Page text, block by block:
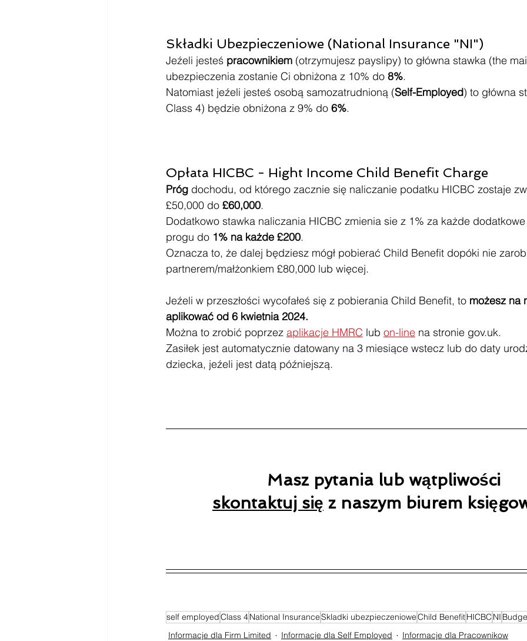
Składki Ubezpieczeniowe (National Insurance "NI")
Jeźeli jesteś pracownikiem (otrzymujesz payslipy) to główna stawka (the
ubezpieczenia zostanie Ci obniżona z 10% do 8%.
Natomiast jeźeli jesteś osobą samozatrudnioną (Self-Employed) to główna
Class 4) będzie obniżona z 9% do 6%.
Opłata HICBC - Hight Income Child Benefit Charge
Próg dochodu, od którego zacznie się naliczanie podatku HICBC zostaje
£50,000 do £60,000.
Dodatkowo stawka naliczania HICBC zmienia sie z 1% za każde
progu do 1% na każde £200.
Oznacza to, że dalej będziesz mógł pobierać Child Benefit dopóki nie
partnerem/małżonkiem £80,000 lub więcej.
Jeźeli w przeszłości wycofałeś się z pobierania Child Benefit, to możesz na
aplikować od 6 kwietnia 2024.
Można to zrobić poprzez aplikacje HMRC lub on-line na stronie gov.uk.
Zasiłek jest automatycznie datowany na 3 miesiące wstecz lub do daty
dziecka, jeźeli jest datą późniejszą.
Masz pytania lub wątpliwości
skontaktuj się z naszym biurem
self employedClass 4National InsuranceSkladki ubezpieczenioweChild BenefitHICBCNI
Informacje dla Firm Limited
Informacje dla Self Employed Informacje dla Pracownikow